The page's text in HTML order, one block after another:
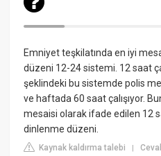
Emniyet teşkilatında en iyi
düzeni 12-24 sistemi. 12 saat
şeklindeki bu sistemde polis
ve haftada 60 saat çalışıyor.
mesaisi olarak ifade edilen 12
dinlenme düzeni.
Kaynak kaldırma talebi |